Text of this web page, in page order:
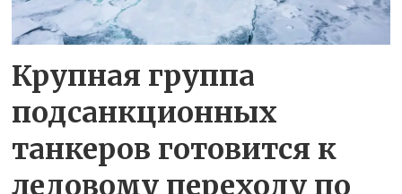
Крупная группа
подсанкционных
танкеров готовится к
ледовому переходу по